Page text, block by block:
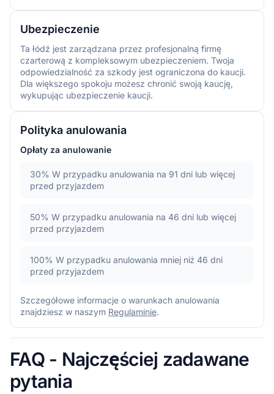
Ubezpieczenie
Ta łódź jest zarządzana przez profesjonalną firmę
czarterową z kompleksowym ubezpieczeniem. Twoja
odpowiedzialność za szkody jest ograniczona do kaucji.
Dla większego spokoju możesz chronić swoją kaucję,
wykupując ubezpieczenie kaucji.
Polityka anulowania
Opłaty za anulowanie
30% W przypadku anulowania na 91 dni lub więcej
przed przyjazdem
50% W przypadku anulowania na 46 dni lub więcej
przed przyjazdem
100% W przypadku anulowania mniej niż 46 dni
przed przyjazdem
Szczegółowe informacje o warunkach anulowania
znajdziesz w naszym Regulaminie.
FAQ - Najczęściej zadawane
pytania